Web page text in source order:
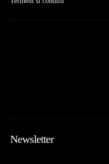
Newsletter